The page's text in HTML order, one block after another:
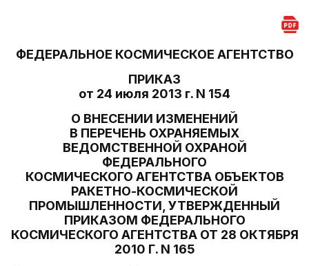
ФЕДЕРАЛЬНОЕ КОСМИЧЕСКОЕ АГЕНТСТВО
ПРИКАЗ
от 24 июля 2013 г. N 154
О ВНЕСЕНИИ ИЗМЕНЕНИЙ
В ПЕРЕЧЕНЬ ОХРАНЯЕМЫХ
ВЕДОМСТВЕННОЙ ОХРАНОЙ
ФЕДЕРАЛЬНОГО
КОСМИЧЕСКОГО АГЕНТСТВА ОБЪЕКТОВ
РАКЕТНО-КОСМИЧЕСКОЙ
ПРОМЫШЛЕННОСТИ, УТВЕРЖДЕННЫЙ
ПРИКАЗОМ ФЕДЕРАЛЬНОГО
КОСМИЧЕСКОГО АГЕНТСТВА ОТ 28 ОКТЯБРЯ
2010 Г. N 165